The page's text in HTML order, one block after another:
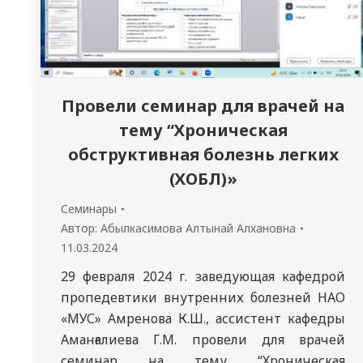
Провели семинар для врачей на
тему “Хроническая
обструктивная болезнь легких
(ХОБЛ)»
Семинары
Автор: Абылкасимова Алтынай Алхановна
11.03.2024
29 февраля 2024 г. заведующая кафедрой
пропедевтики внутренних болезней НАО
«МУС» Амренова К.Ш., ассистент кафедры
Аманғалиева Г.М. провели для врачей